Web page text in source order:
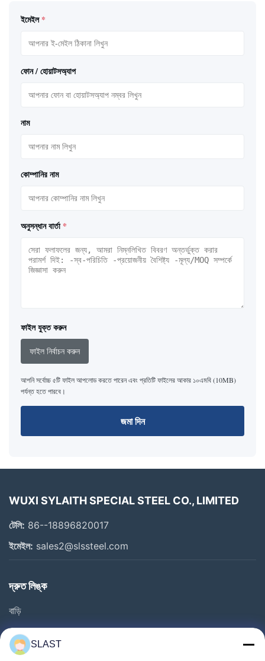
ইমেইল *
ফোন / হোয়াটসঅ্যাপ
নাম
কোম্পানির নাম
অনুসন্ধান বার্তা *
ফাইল যুক্ত করুন
ফাইল নির্বাচন করুন
আপনি সর্বোচ্চ ৫টি ফাইল আপলোড করতে পারেন এবং প্রতিটি ফাইলের আকার ১০এমবি (10MB)
পর্যন্ত হতে পারবে।
জমা দিন
WUXI SYLAITH SPECIAL STEEL CO., LIMITED
টেলি: 86--18896820017
ইমেইল: sales2@slssteel.com
দ্রুত লিঙ্ক
বাড়ি
পণ্য
ভিডিও
SLAST